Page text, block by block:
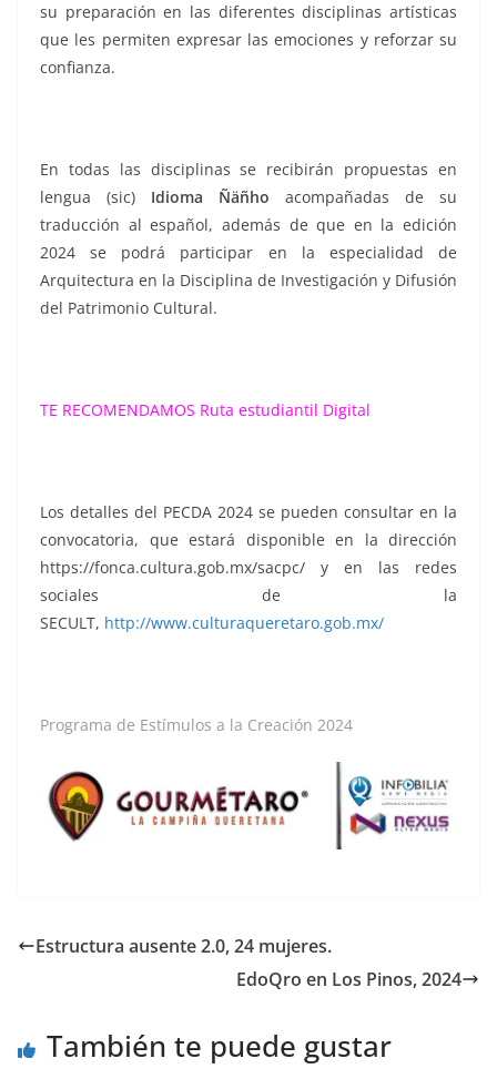
su preparación en las diferentes disciplinas artísticas
que les permiten expresar las emociones y reforzar su
confianza.
En todas las disciplinas se recibirán propuestas en
lengua (sic) Idioma Ñäñho acompañadas de su
traducción al español, además de que en la edición
2024 se podrá participar en la especialidad de
Arquitectura en la Disciplina de Investigación y Difusión
del Patrimonio Cultural.
TE RECOMENDAMOS Ruta estudiantil Digital
Los detalles del PECDA 2024 se pueden consultar en la
convocatoria, que estará disponible en la dirección
https://fonca.cultura.gob.mx/sacpc/ y en las redes
sociales de la
SECULT, http://www.culturaqueretaro.gob.mx/
Programa de Estímulos a la Creación 2024
Estructura ausente 2.0, 24 mujeres.
EdoQro en Los Pinos, 2024
También te puede gustar